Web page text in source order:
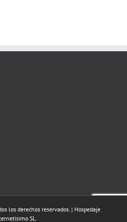
los derechos reservados. | Hospedaje
SL